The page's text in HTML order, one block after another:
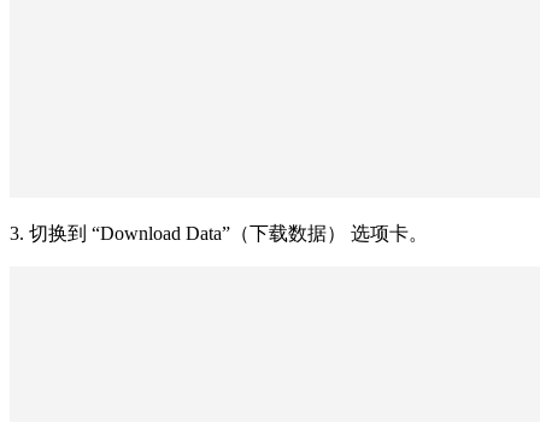
3. 切换到 “Download Data”（下载数据） 选项卡。